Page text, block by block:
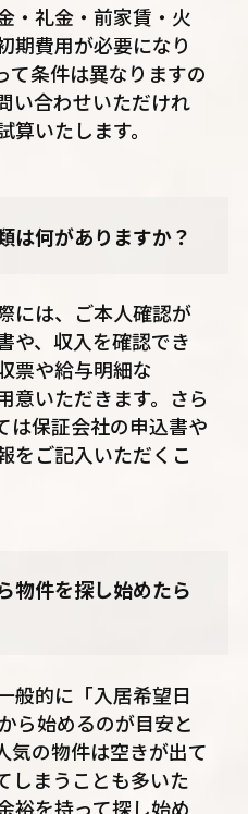
・礼金・前家賃・火
期費用が必要になり
て条件は異なりますの
い合わせいただけれ
いたします。
は何がありますか？
には、ご本人確認が
や、収入を確認でき
票や給与明細な
意いただきます。さら
は保証会社の申込書や
をご記入いただくこ
物件を探し始めたら
般的に「入居希望日
ら始めるのが目安と
気の物件は空きが出て
しまうことも多いた
裕を持って探し始め